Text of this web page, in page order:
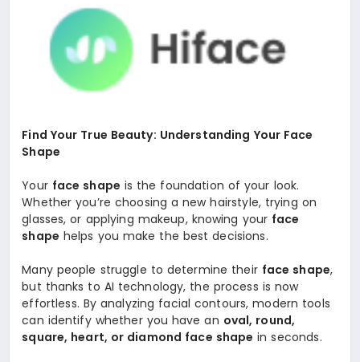
Find Your True Beauty: Understanding Your Face
Shape
Your face shape is the foundation of your look.
Whether you’re choosing a new hairstyle, trying on
glasses, or applying makeup, knowing your face
shape helps you make the best decisions.
Many people struggle to determine their face shape,
but thanks to AI technology, the process is now
effortless. By analyzing facial contours, modern tools
can identify whether you have an oval, round,
square, heart, or diamond face shape in seconds.